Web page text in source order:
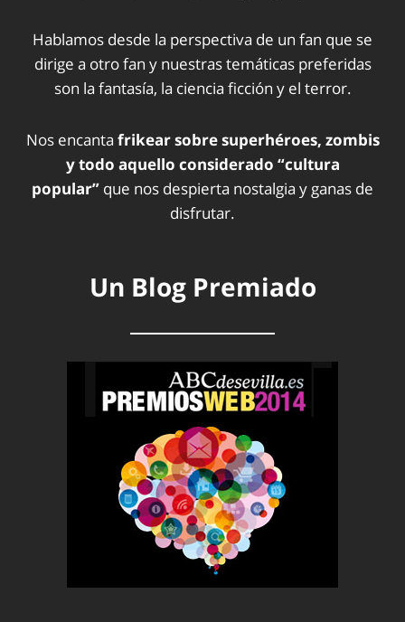
Hablamos desde la perspectiva de un fan que se
dirige a otro fan y nuestras temáticas preferidas
son la fantasía, la ciencia ficción y el terror.
Nos encanta frikear sobre superhéroes, zombis
y todo aquello considerado “cultura
popular” que nos despierta nostalgia y ganas de
disfrutar.
Un Blog Premiado